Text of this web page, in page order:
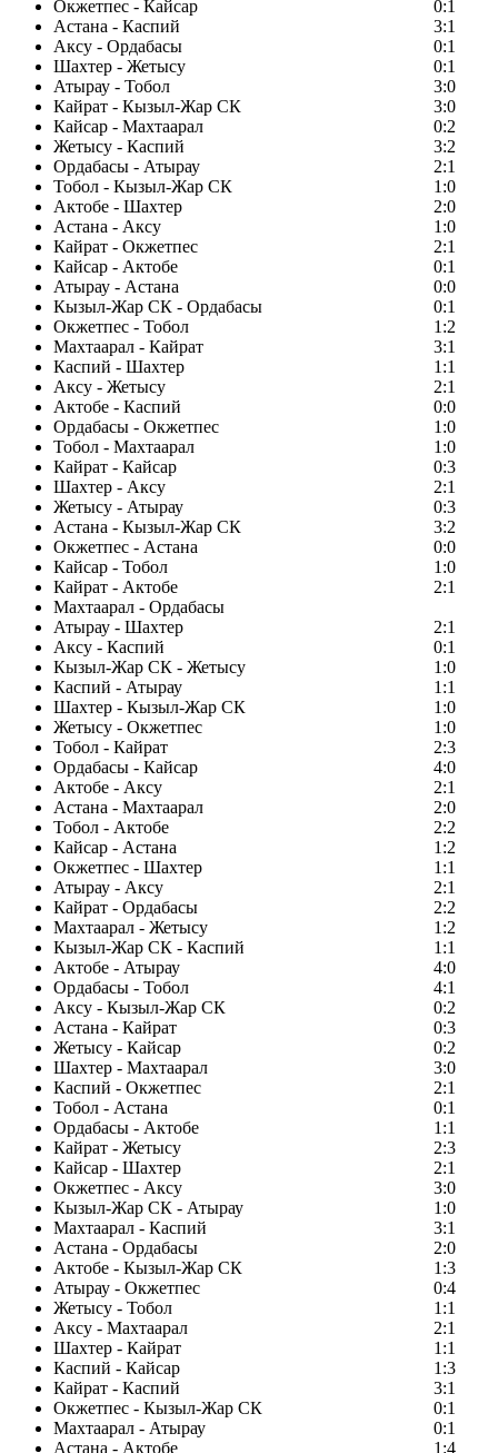
Окжетпес - Кайсар
0:1
Астана - Каспий
3:1
Аксу - Ордабасы
0:1
Шахтер - Жетысу
0:1
Атырау - Тобол
3:0
Кайрат - Кызыл-Жар СК
3:0
Кайсар - Махтаарал
0:2
Жетысу - Каспий
3:2
Ордабасы - Атырау
2:1
Тобол - Кызыл-Жар СК
1:0
Актобе - Шахтер
2:0
Астана - Аксу
1:0
Кайрат - Окжетпес
2:1
Кайсар - Актобе
0:1
Атырау - Астана
0:0
Кызыл-Жар СК - Ордабасы
0:1
Окжетпес - Тобол
1:2
Махтаарал - Кайрат
3:1
Каспий - Шахтер
1:1
Аксу - Жетысу
2:1
Актобе - Каспий
0:0
Ордабасы - Окжетпес
1:0
Тобол - Махтаарал
1:0
Кайрат - Кайсар
0:3
Шахтер - Аксу
2:1
Жетысу - Атырау
0:3
Астана - Кызыл-Жар СК
3:2
Окжетпес - Астана
0:0
Кайсар - Тобол
1:0
Кайрат - Актобе
2:1
Махтаарал - Ордабасы
Атырау - Шахтер
2:1
Аксу - Каспий
0:1
Кызыл-Жар СК - Жетысу
1:0
Каспий - Атырау
1:1
Шахтер - Кызыл-Жар СК
1:0
Жетысу - Окжетпес
1:0
Тобол - Кайрат
2:3
Ордабасы - Кайсар
4:0
Актобе - Аксу
2:1
Астана - Махтаарал
2:0
Тобол - Актобе
2:2
Кайсар - Астана
1:2
Окжетпес - Шахтер
1:1
Атырау - Аксу
2:1
Кайрат - Ордабасы
2:2
Махтаарал - Жетысу
1:2
Кызыл-Жар СК - Каспий
1:1
Актобе - Атырау
4:0
Ордабасы - Тобол
4:1
Аксу - Кызыл-Жар СК
0:2
Астана - Кайрат
0:3
Жетысу - Кайсар
0:2
Шахтер - Махтаарал
3:0
Каспий - Окжетпес
2:1
Тобол - Астана
0:1
Ордабасы - Актобе
1:1
Кайрат - Жетысу
2:3
Кайсар - Шахтер
2:1
Окжетпес - Аксу
3:0
Кызыл-Жар СК - Атырау
1:0
Махтаарал - Каспий
3:1
Астана - Ордабасы
2:0
Актобе - Кызыл-Жар СК
1:3
Атырау - Окжетпес
0:4
Жетысу - Тобол
1:1
Аксу - Махтаарал
2:1
Шахтер - Кайрат
1:1
Каспий - Кайсар
1:3
Кайрат - Каспий
3:1
Окжетпес - Кызыл-Жар СК
0:1
Махтаарал - Атырау
0:1
Астана - Актобе
1:4